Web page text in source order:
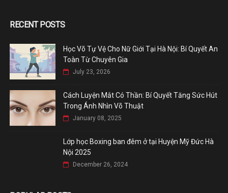
RECENT POSTS
Học Võ Tự Vệ Cho Nữ Giới Tại Hà Nội: Bí Quyết An
Toàn Từ Chuyên Gia
July 23, 2026
Cách Luyện Mắt Có Thần: Bí Quyết Tăng Sức Hút
Trong Ánh Nhìn Võ Thuật
January 08, 2025
Lớp học Boxing ban đêm ở tại Huyện Mỹ Đức Hà
Nội 2025
December 26, 2024